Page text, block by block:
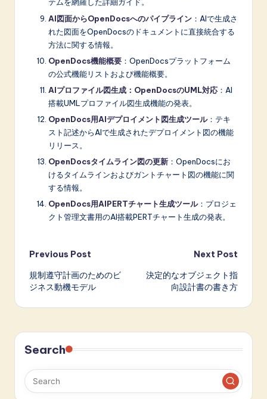
テムを網羅した詳細ガイド。
AI図面からOpenDocsへのパイプライン ：AIで生成さ
れた図面をOpenDocsのドキュメントに直接統合する
方法に関する情報。
OpenDocs機能概要 ：OpenDocsプラットフォーム
の公式機能リストおよび機能概要。
AIプロファイル図生成：OpenDocsのUML対応 ：AI
搭載UMLプロファイル図生成機能の発表。
OpenDocs用AIデプロイメント図生成ツール：テキ
スト記述からAIで生成されたデプロイメント図の機能
リリース。
OpenDocsタイムライン図の更新 ：OpenDocsにお
けるタイムラインおよびガントチャート図の機能に関
する情報。
OpenDocs用AIPERTチャート生成ツール：プロジェ
クト管理文書用のAI搭載PERTチャート生成の発表。
Post
navigation
Previous Post
規制遵守計画のためのビ
ジネス動機モデル
Next Post
決定的なオブジェクト指
向設計書の書き方
Search